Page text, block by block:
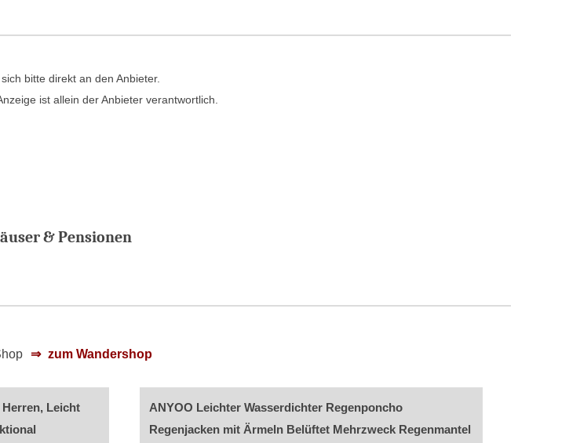
bitte direkt an den Anbieter.
ist allein der Anbieter verantwortlich.
& Pensionen
zum Wandershop
Leicht
ANYOO Leichter Wasserdichter Regenponcho
Regenjacken mit Ärmeln Belüftet Mehrzweck Regenmantel